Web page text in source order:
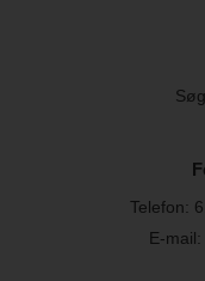
Telefon:
E-